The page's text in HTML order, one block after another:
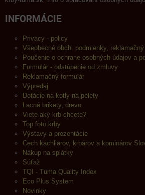
INFORMÁCIE
Privacy - policy
Všeobecné obch. podmienky, reklamačný
Poučenie o ochrane osobných údajov a
Formulár - odstúpenie od zmluvy
Reklamačný formulár
Výpredaj
Dotácie na kotly na pelety
Lacné brikety, drevo
Viete aký krb chcete?
Top foto krby
Výstavy a prezentácie
Cech kachliarov, krbárov a kominárov
Nákup na splátky
Súťaž
TQI - Tuma Quality Index
Eco Plus System
Novinky